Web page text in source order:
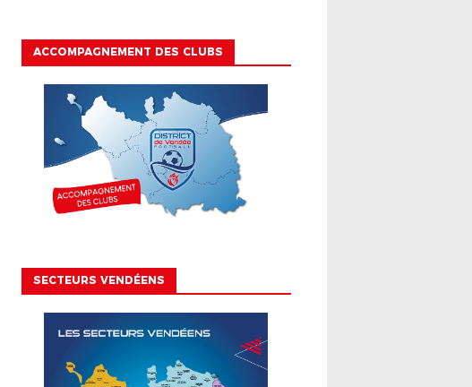
ACCOMPAGNEMENT DES CLUBS
SECTEURS VENDÉENS